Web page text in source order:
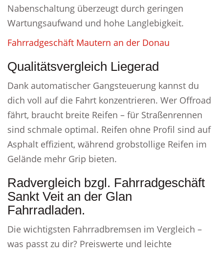
Nabenschaltung überzeugt durch geringen
Wartungsaufwand und hohe Langlebigkeit.
Fahrradgeschäft Mautern an der Donau
Qualitätsvergleich Liegerad
Dank automatischer Gangsteuerung kannst du
dich voll auf die Fahrt konzentrieren. Wer Offroad
fährt, braucht breite Reifen – für Straßenrennen
sind schmale optimal. Reifen ohne Profil sind auf
Asphalt effizient, während grobstollige Reifen im
Gelände mehr Grip bieten.
Radvergleich bzgl. Fahrradgeschäft
Sankt Veit an der Glan
Fahrradladen.
Die wichtigsten Fahrradbremsen im Vergleich –
was passt zu dir? Preiswerte und leichte